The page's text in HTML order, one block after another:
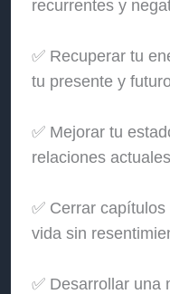
recurrentes y
✅ Recuperar tu
tu presente y
✅ Mejorar tu
relaciones
✅ Cerrar
vida sin
✅ Desarrollar una